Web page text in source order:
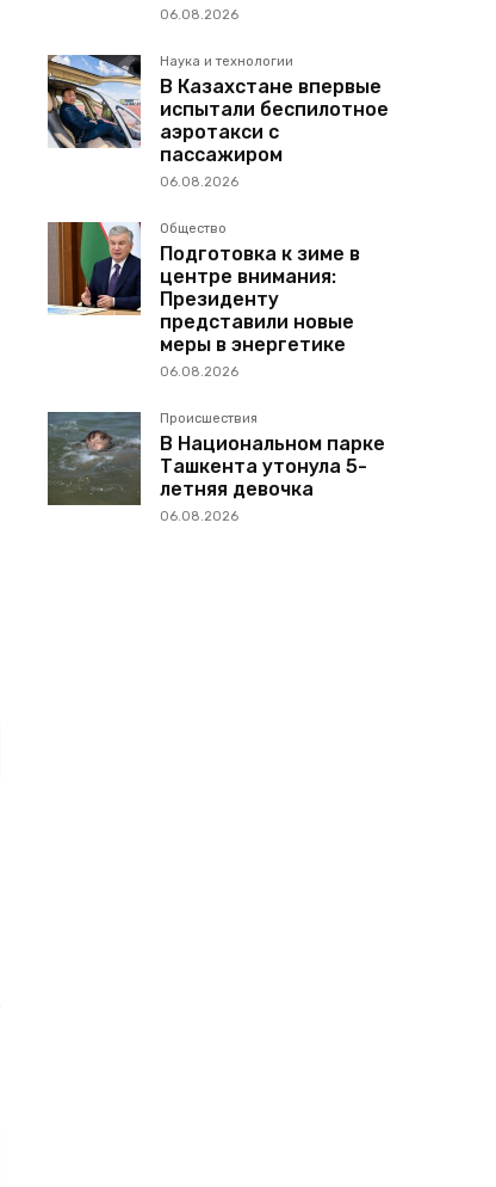
06.08.2026
Наука и технологии
В Казахстане впервые
испытали беспилотное
аэротакси с
пассажиром
06.08.2026
Общество
Подготовка к зиме в
центре внимания:
Президенту
представили новые
меры в энергетике
06.08.2026
Происшествия
В Национальном парке
Ташкента утонула 5-
летняя девочка
06.08.2026